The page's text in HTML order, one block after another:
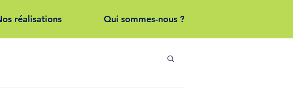
réalisations Qui sommes-nous ?